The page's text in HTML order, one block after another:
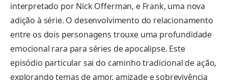
interpretado por Nick Offerman, e Frank, uma nova
adição à série. O desenvolvimento do relacionamento
entre os dois personagens trouxe uma profundidade
emocional rara para séries de apocalipse. Este
episódio particular sai do caminho tradicional de ação,
explorando temas de amor, amizade e sobrevivência